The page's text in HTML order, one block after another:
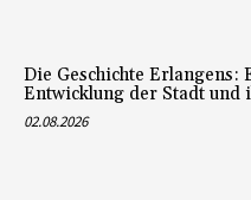
Die Geschichte Erlangens:
Entwicklung der Stadt und
02.08.2026